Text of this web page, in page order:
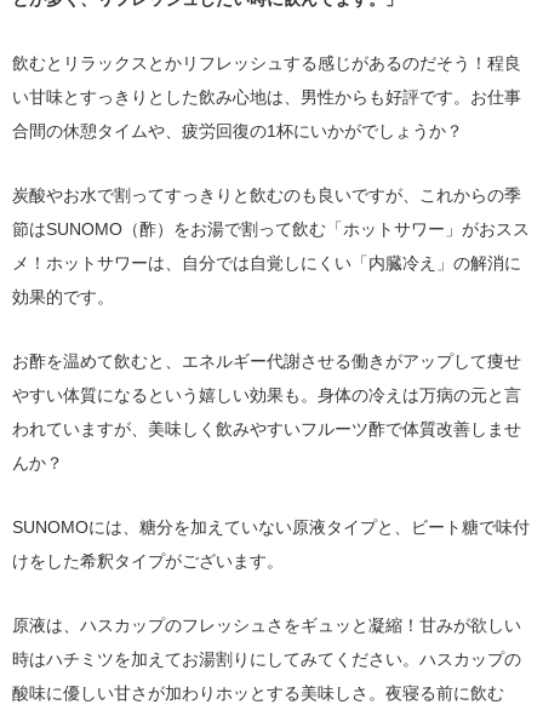
飲むとリラックスとかリフレッシュする感じがあるのだそう！程良
い甘味とすっきりとした飲み心地は、男性からも好評です。お仕事
合間の休憩タイムや、疲労回復の1杯にいかがでしょうか？
炭酸やお水で割ってすっきりと飲むのも良いですが、これからの季
節はSUNOMO（酢）をお湯で割って飲む「ホットサワー」がおスス
メ！ホットサワーは、自分では自覚しにくい「内臓冷え」の解消に
効果的です。
お酢を温めて飲むと、エネルギー代謝させる働きがアップして痩せ
やすい体質になるという嬉しい効果も。身体の冷えは万病の元と言
われていますが、美味しく飲みやすいフルーツ酢で体質改善しませ
んか？
SUNOMOには、糖分を加えていない原液タイプと、ビート糖で味付
けをした希釈タイプがございます。
原液は、ハスカップのフレッシュさをギュッと凝縮！甘みが欲しい
時はハチミツを加えてお湯割りにしてみてください。ハスカップの
酸味に優しい甘さが加わりホッとする美味しさ。夜寝る前に飲む